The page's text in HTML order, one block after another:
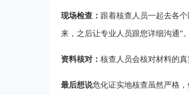
现场检查： 跟着核查人员一起去各
来，之后让专业人员跟您详细沟通”
资料核对： 核查人员会核对材料的
最后想说危化证实地核查虽然严格